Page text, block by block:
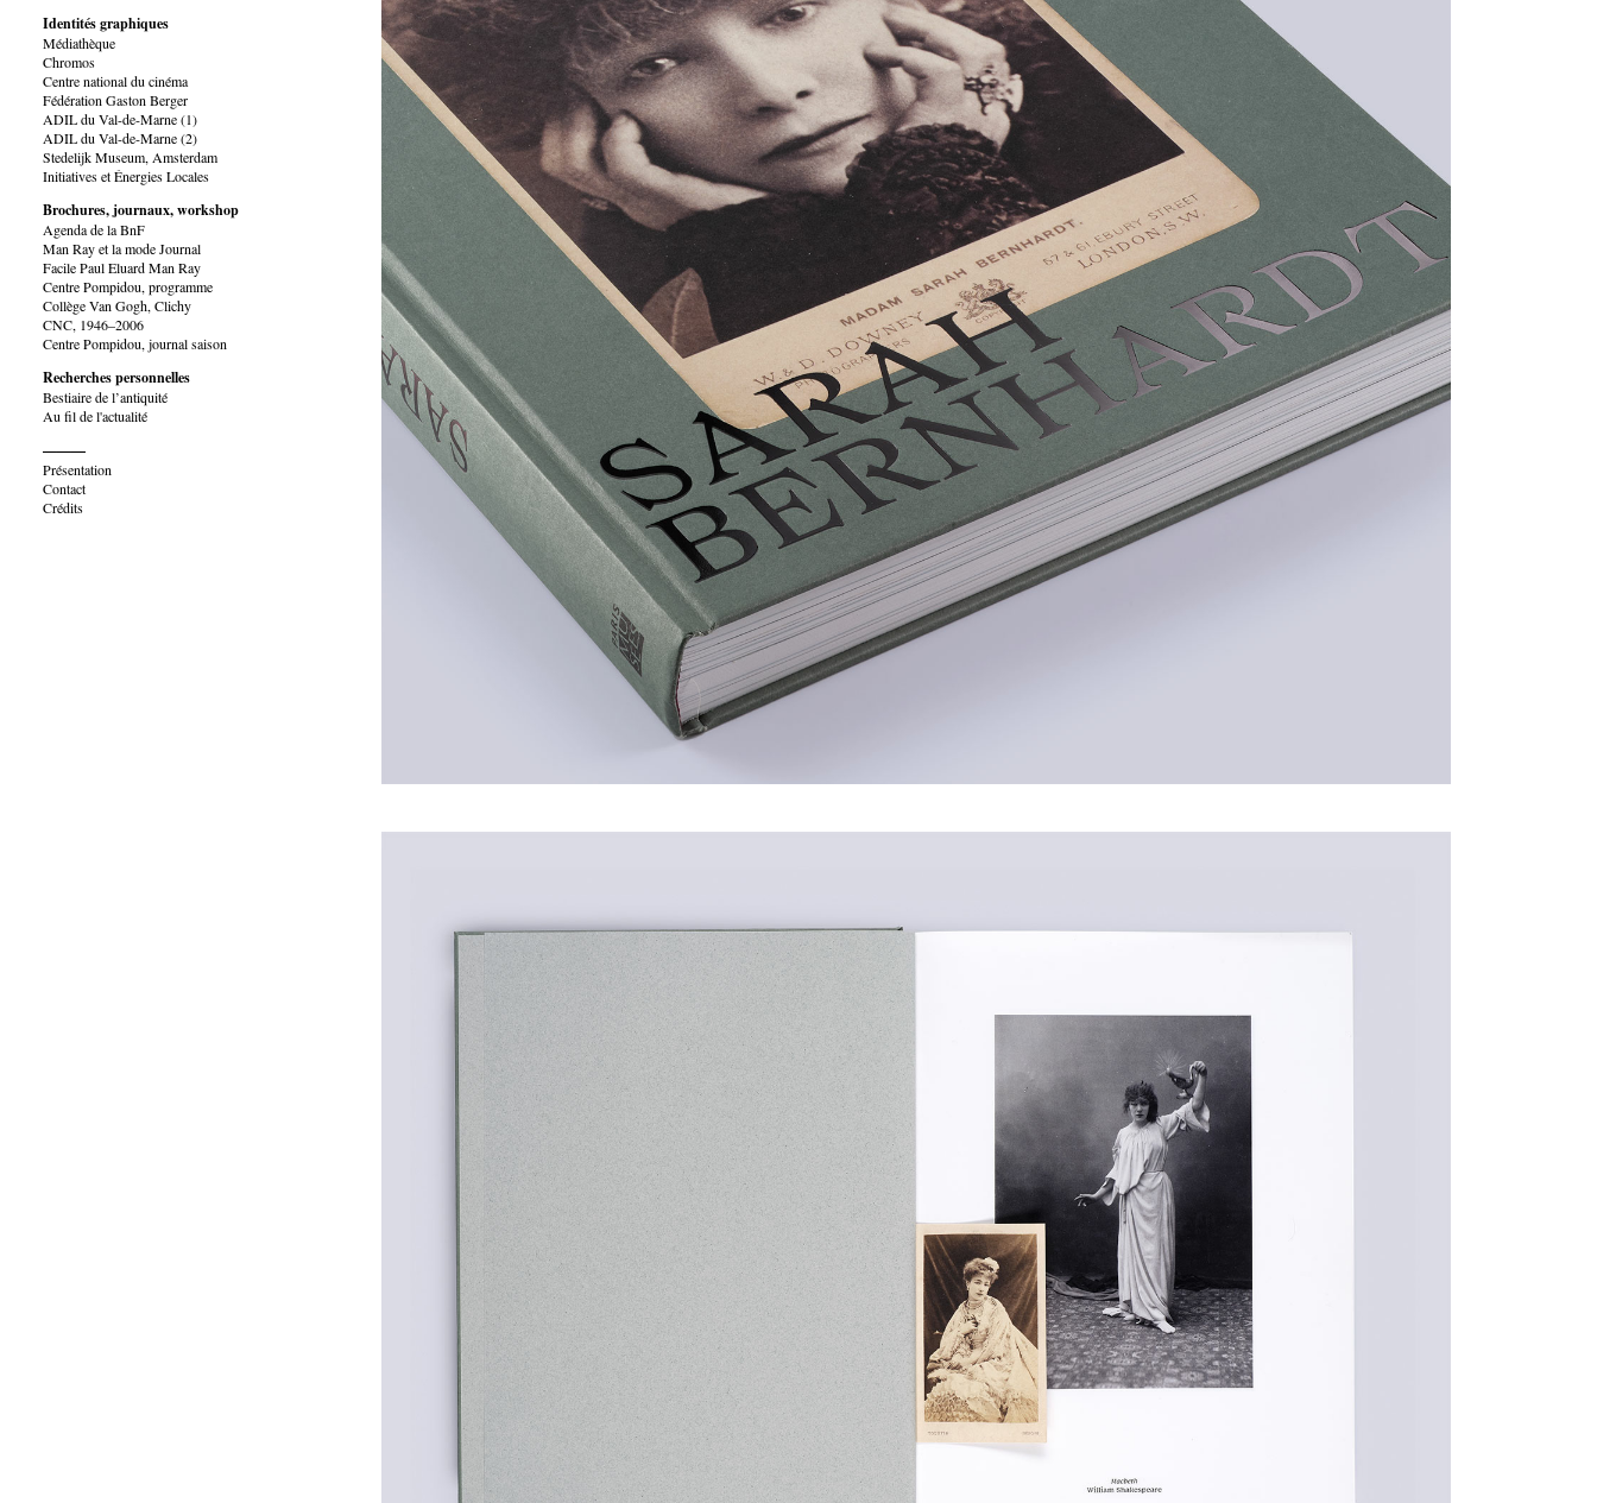
Identités graphiques
Médiathèque
Chromos
Centre national du cinéma
Fédération Gaston Berger
ADIL du Val-de-Marne (1)
ADIL du Val-de-Marne (2)
Stedelijk Museum, Amsterdam
Initiatives et Énergies Locales
Brochures, journaux, workshop
Agenda de la BnF
Man Ray et la mode Journal
Facile Paul Eluard Man Ray
Centre Pompidou, programme
Collège Van Gogh, Clichy
CNC, 1946–2006
Centre Pompidou, journal saison
Recherches personnelles
Bestiaire de l’antiquité
Au fil de l'actualité
———
Présentation
Contact
Crédits